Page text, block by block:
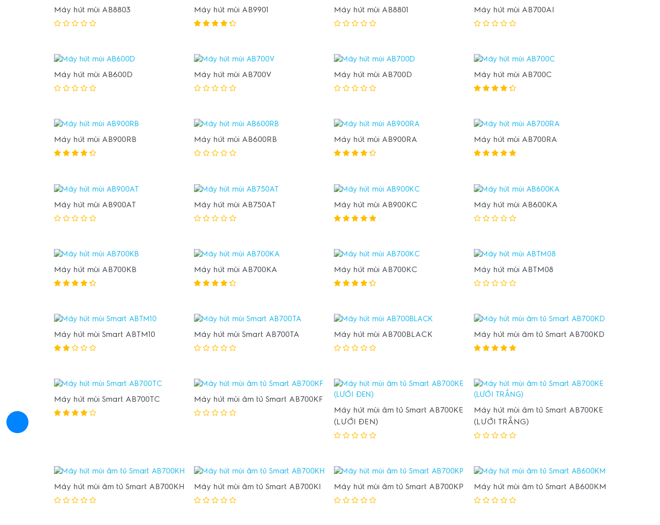
Máy hút mùi AB8803 Máy hút mùi AB9901 Máy hút mùi AB8801 Máy hút mùi AB700AI
Máy hút mùi AB600D Máy hút mùi AB700V Máy hút mùi AB700D Máy hút mùi AB700C
Máy hút mùi AB900RB Máy hút mùi AB600RB Máy hút mùi AB900RA Máy hút mùi AB700RA
Máy hút mùi AB900AT Máy hút mùi AB750AT Máy hút mùi AB900KC Máy hút mùi AB600KA
Máy hút mùi AB700KB Máy hút mùi AB700KA Máy hút mùi AB700KC Máy hút mùi ABTM08
Máy hút mùi Smart ABTM10 Máy hút mùi Smart AB700TA Máy hút mùi AB700BLACK Máy hút mùi âm tủ Smart AB700KD
Máy hút mùi Smart AB700TC
Máy hút mùi âm tủ Smart AB700KF
Máy hút mùi âm tủ Smart AB700KE
(LƯỚI ĐEN)
Máy hút mùi âm tủ Smart AB700KE
(LƯỚI TRẮNG)
Máy hút mùi âm tủ Smart AB700KH Máy hút mùi âm tủ Smart AB700KI Máy hút mùi âm tủ Smart AB700KP Máy hút mùi âm tủ Smart AB600KM